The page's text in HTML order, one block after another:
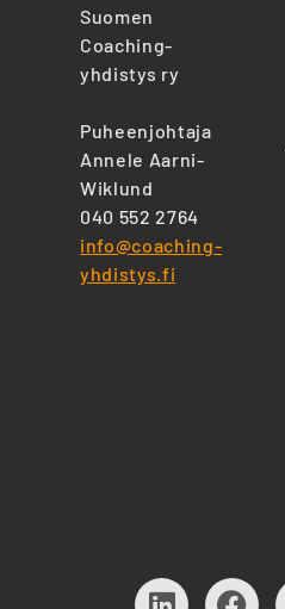
Suomen
Coaching-
yhdistys ry
Puheenjohtaja
Annele Aarni-
Wiklund
040 552 2764
info@coaching-
yhdistys.fi